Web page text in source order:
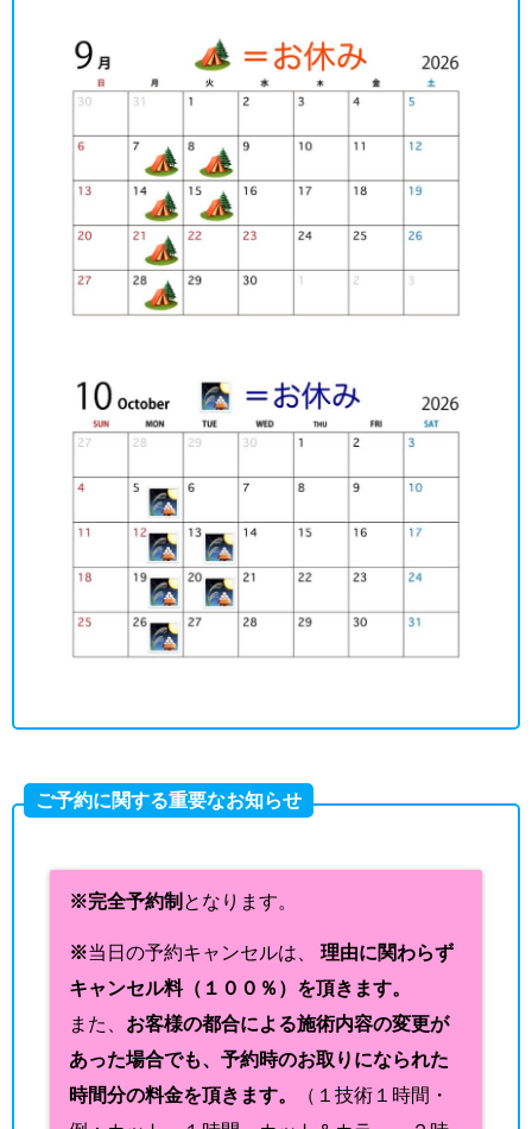
ご予約に関する重要なお知らせ
※完全予約制 となります。
※当日の予約キャンセルは、 理由に関わらず
キャンセル料（１００％）を頂きます。
また、 お客様の都合による施術内容の変更が
あった場合でも、予約時のお取りになられた
時間分の料金を頂きます。
（１技術１時間・